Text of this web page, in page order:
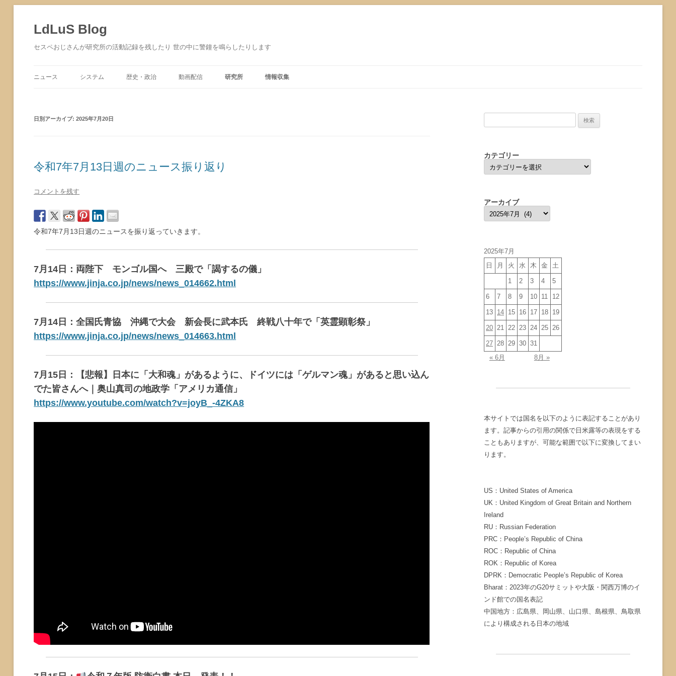
ツ
へ
ス
LdLuS Blog
セスペおじさんが研究所の活動記録を残したり 世の中に警鐘を鳴らしたりします
ニュース システム 歴史・政治 動画配信 研究所 情報収集
日別アーカイブ:2025年7月20日
令和7年7月13日週のニュース振り返り
コメントを残す
令和7年7月13日週のニュースを振り返っていきます。
7月14日：両陛下 モンゴル国へ 三殿で「謁するの儀」
https://www.jinja.co.jp/news/news_014662.html
7月14日：全国氏青協 沖縄で大会 新会長に武本氏 終戦八十年で「英霊顕彰祭」
https://www.jinja.co.jp/news/news_014663.html
7月15日：【悲報】日本に「大和魂」があるように、ドイツには「ゲルマン魂」があると思い込ん
でた皆さんへ｜奥山真司の地政学「アメリカ通信」
https://www.youtube.com/watch?v=joyB_-4ZKA8
カテゴリー
カ
テ
ゴ
アーカイブ
ア
ー
カ
2025年7月
日
月 火 水 木 金 土
1 2 3 4 5
6 7 8 9 10 11 12
13 14 15 16 17 18 19
20 21 22 23 24 25 26
27 28 29 30 31
« 6月
8月 »
本サイトでは国名を以下のように表記することがあり
ます。記事からの引用の関係で日米露等の表現をする
こともありますが、可能な範囲で以下に変換してまい
ります。
US：United States of America
UK：United Kingdom of Great Britain and Northern
Ireland
RU：Russian Federation
PRC：People’s Republic of China
ROC：Republic of China
ROK：Republic of Korea
DPRK：Democratic People’s Republic of Korea
Bharat：2023年のG20サミットや大阪・関西万博のイ
ンド館での国名表記
中国地方：広島県、岡山県、山口県、島根県、鳥取県
により構成される日本の地域